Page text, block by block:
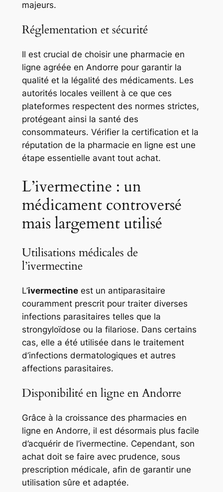
majeurs.
Réglementation et sécurité
Il est crucial de choisir une pharmacie en
ligne agréée en Andorre pour garantir la
qualité et la légalité des médicaments. Les
autorités locales veillent à ce que ces
plateformes respectent des normes strictes,
protégeant ainsi la santé des
consommateurs. Vérifier la certification et la
réputation de la pharmacie en ligne est une
étape essentielle avant tout achat.
L’ivermectine : un
médicament controversé
mais largement utilisé
Utilisations médicales de
l’ivermectine
L’ivermectineest un antiparasitaire
couramment prescrit pour traiter diverses
infections parasitaires telles que la
strongyloïdose ou la filariose. Dans certains
cas, elle a été utilisée dans le traitement
d’infections dermatologiques et autres
affections parasitaires.
Disponibilité en ligne en Andorre
Grâce à la croissance des pharmacies en
ligne en Andorre, il est désormais plus facile
d’acquérir de l’ivermectine. Cependant, son
achat doit se faire avec prudence, sous
prescription médicale, afin de garantir une
utilisation sûre et adaptée.